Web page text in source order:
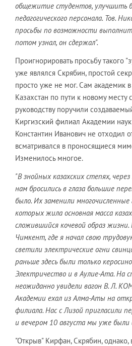
общежитие студентов, улучшить
педагогического персонала. Тов.
просьбы по возможности
потом узнал, он сдержал".
Проигнорировать просьбу такого
уже являлся Скрябин, простой
просто уже не мог. Сам академик
Казахстан по пути к новому месту
руководству поручили
Киргизский филиал Академии
Константин Иванович не отходил
всматривался в проносящиеся
Изменилось многое.
"В знойных казахских степях,
нам бросились в глаза большие
было. Их заменили
которых жила основная масса
сложившийся кочевой образ
Чимкент, где я начал свою
светили электрические огни
раньше здесь были только
Электричество и в Аулие-Ата. На
неожиданно увидели вагон В. Л.
Академии ехал из Алма-Аты на
филиала. Нас с Лизой пригласили
и вечером 10 августа мы уже были
"Открыв" Кирфан, Скрябин,